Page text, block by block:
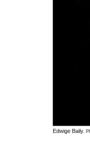
Edwige Baily.